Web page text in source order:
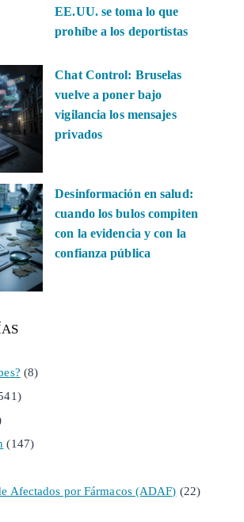
EE.UU. se toma lo que
prohíbe a los deportistas
Chat Control: Bruselas
vuelve a poner bajo
vigilancia los mensajes
privados
Desinformación en salud:
cuando los bulos compiten
con la evidencia y con la
confianza pública
(8)
(147)
Afectados por Fármacos (ADAF) (22)